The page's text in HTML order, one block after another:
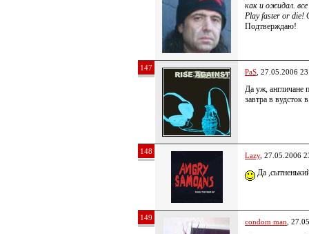
как и ожидал.
Play faster or
Подтверждаю!
147 PaS , 27.05.2006
Да уж, англичане
завтра в вудсток
148 Lazy, 27.05.2006
Да
149 condom man ,